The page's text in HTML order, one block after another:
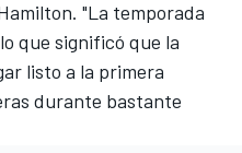
"La temporada
que significó que la
listo a la primera
durante bastante